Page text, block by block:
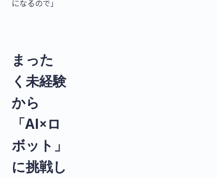
になるので」
まった
く未経験
から
「AI×ロ
ボット」
に挑戦し